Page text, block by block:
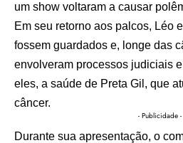
um show voltaram a causar
Em seu retorno aos palcos, Léo
fossem guardados e, longe das
envolveram processos judiciais
eles, a saúde de Preta Gil, que
câncer.
- Publicidade -
Durante sua apresentação, o